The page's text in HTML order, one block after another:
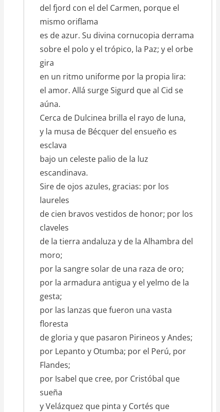
del fjord con el del Carmen, porque el
mismo oriflama
es de azur. Su divina cornucopia derrama
sobre el polo y el trópico, la Paz; y el orbe
gira
en un ritmo uniforme por la propia lira:
el amor. Allá surge Sigurd que al Cid se
aúna.
Cerca de Dulcinea brilla el rayo de luna,
y la musa de Bécquer del ensueño es
esclava
bajo un celeste palio de la luz
escandinava.
Sire de ojos azules, gracias: por los
laureles
de cien bravos vestidos de honor; por los
claveles
de la tierra andaluza y de la Alhambra del
moro;
por la sangre solar de una raza de oro;
por la armadura antigua y el yelmo de la
gesta;
por las lanzas que fueron una vasta
floresta
de gloria y que pasaron Pirineos y Andes;
por Lepanto y Otumba; por el Perú, por
Flandes;
por Isabel que cree, por Cristóbal que
sueña
y Velázquez que pinta y Cortés que